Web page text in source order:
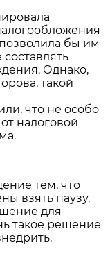
бы им
Однако,
такой
что не особо
налоговой
тем, что
взять паузу,
для
такое решение